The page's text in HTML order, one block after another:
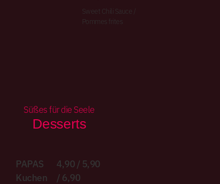
Sweet Chili Sauce /
Pommes frites
Süßes für die Seele
Desserts
PAPAS
Kuchen
4,90 / 5,90
/ 6,90